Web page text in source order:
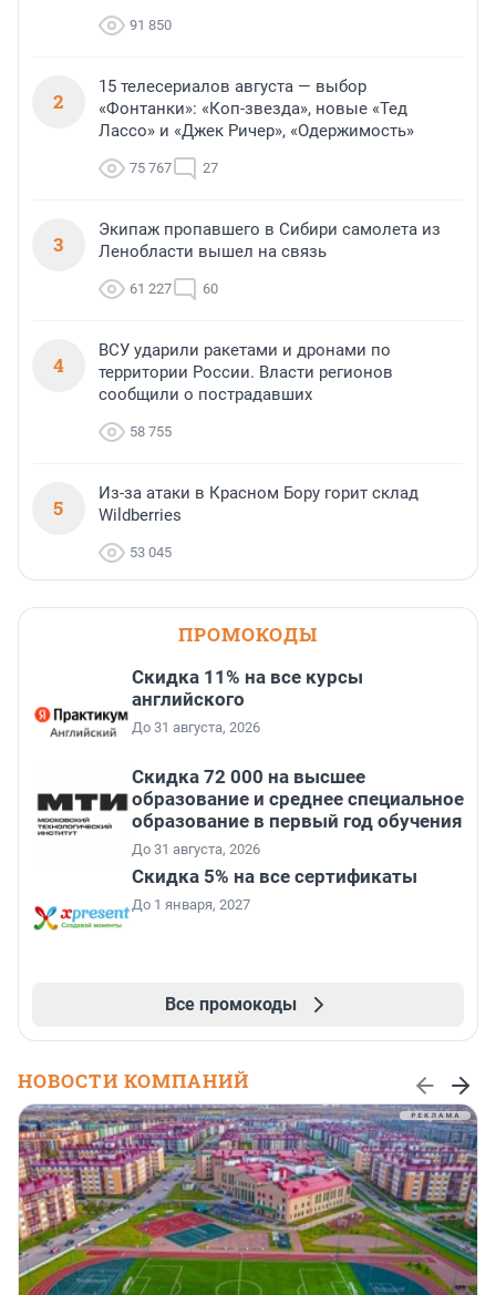
91 850
2
15 телесериалов августа — выбор
«Фонтанки»: «Коп-звезда», новые «Тед
Лассо» и «Джек Ричер», «Одержимость»
75 767 27
3
Экипаж пропавшего в Сибири самолета из
Ленобласти вышел на связь
61 227 60
4
ВСУ ударили ракетами и дронами по
территории России. Власти регионов
сообщили о пострадавших
58 755
5
Из-за атаки в Красном Бору горит склад
Wildberries
53 045
ПРОМОКОДЫ
Скидка 11% на все курсы
английского
До 31 августа, 2026
Скидка 72 000 на высшее
образование и среднее специальное
образование в первый год обучения
До 31 августа, 2026
Скидка 5% на все сертификаты
До 1 января, 2027
Все промокоды
НОВОСТИ КОМПАНИЙ